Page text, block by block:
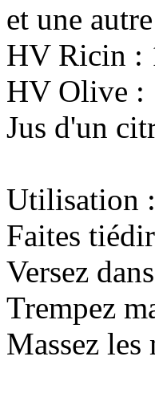
et une
HV Ricin :
HV Olive :
Jus d'un
Utilisation :
Faites
Versez
Trempez
Massez les